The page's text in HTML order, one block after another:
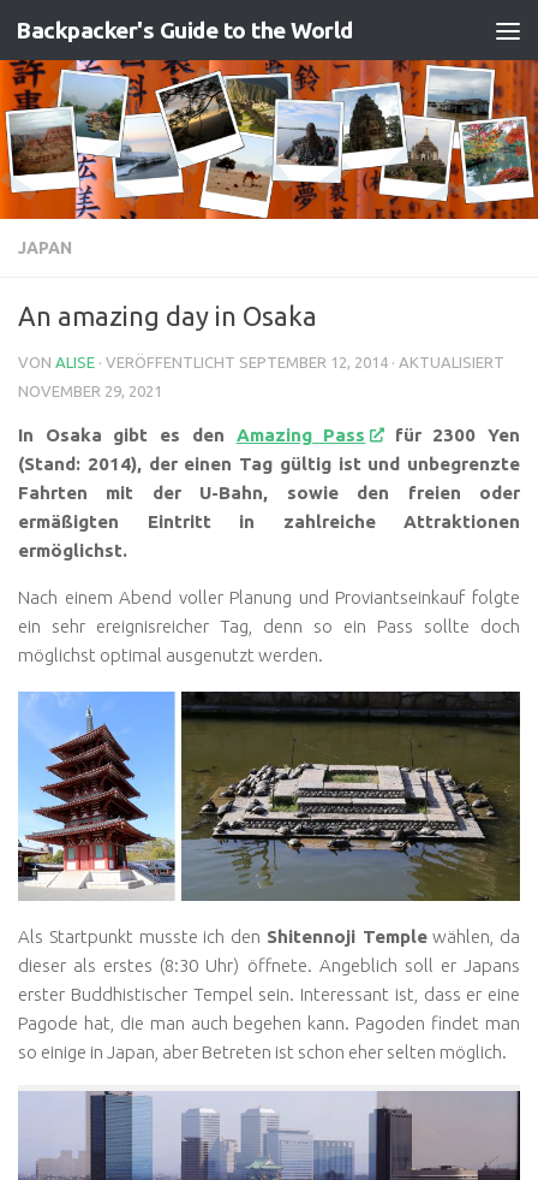
Zum Inhalt springen
Backpacker's Guide to the World
JAPAN
An amazing day in Osaka
VON ALISE · VERÖFFENTLICHT SEPTEMBER 12, 2014 · AKTUALISIERT
NOVEMBER 29, 2021
In Osaka gibt es den Amazing Pass
für 2300 Yen
(Stand: 2014), der einen Tag gültig ist und unbegrenzte
Fahrten mit der U-Bahn, sowie den freien oder
ermäßigten Eintritt in zahlreiche Attraktionen
ermöglichst.
Nach einem Abend voller Planung und Proviantseinkauf folgte
ein sehr ereignisreicher Tag, denn so ein Pass sollte doch
möglichst optimal ausgenutzt werden.
Als Startpunkt musste ich den Shitennoji Templewählen, da
dieser als erstes (8:30 Uhr) öffnete. Angeblich soll er Japans
erster Buddhistischer Tempel sein. Interessant ist, dass er eine
Pagode hat, die man auch begehen kann. Pagoden findet man
so einige in Japan, aber Betreten ist schon eher selten möglich.